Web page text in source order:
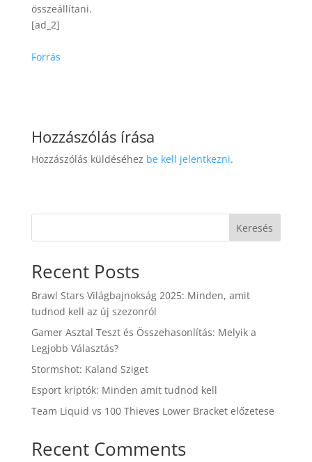
összeállítani.
[ad_2]
Forrás
Hozzászólás írása
Hozzászólás küldéséhez be kell jelentkezni.
Keresés
Recent Posts
Brawl Stars Világbajnokság 2025: Minden, amit
tudnod kell az új szezonról
Gamer Asztal Teszt és Összehasonlítás: Melyik a
Legjobb Választás?
Stormshot: Kaland Sziget
Esport kriptók: Minden amit tudnod kell
Team Liquid vs 100 Thieves Lower Bracket előzetese
Recent Comments